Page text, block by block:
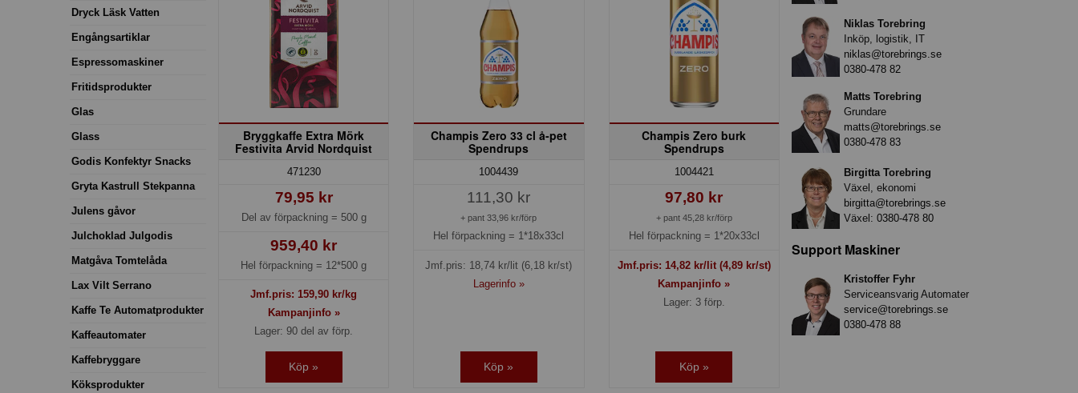
Dryck Läsk Vatten
Engångsartiklar
Espressomaskiner
Fritidsprodukter
Glas
Glass
Godis Konfektyr Snacks
Gryta Kastrull Stekpanna
Julens gåvor
Julchoklad Julgodis
Matgåva Tomtelåda
Lax Vilt Serrano
Kaffe Te Automatprodukter
Kaffeautomater
Kaffebryggare
Köksprodukter
Bryggkaffe Extra Mörk
Festivita Arvid Nordquist
471230
79,95 kr
Del av förpackning = 500 g
959,40 kr
Hel förpackning = 12*500 g
Jmf.pris:159,90 kr/kg
Kampanjinfo »
Lager: 90 del av förp.
Köp »
Champis Zero 33 cl å-pet
Spendrups
1004439
111,30 kr
+ pant 33,96 kr/förp
Hel förpackning = 1*18x33cl
Jmf.pris: 18,74 kr/lit (6,18 kr/st)
Lagerinfo »
Köp »
Champis Zero burk
Spendrups
1004421
97,80 kr
+ pant 45,28 kr/förp
Hel förpackning = 1*20x33cl
Jmf.pris: 14,82kr/lit (4,89 kr/st)
Kampanjinfo »
Lager: 3 förp.
Köp »
Niklas Torebring
Inköp, logistik, IT
niklas@torebrings.se
0380-478 82
Matts Torebring
Grundare
matts@torebrings.se
0380-478 83
Birgitta Torebring
Växel, ekonomi
birgitta@torebrings.se
Växel: 0380-478 80
Support Maskiner
Kristoffer Fyhr
Serviceansvarig Automater
service@torebrings.se
0380-478 88